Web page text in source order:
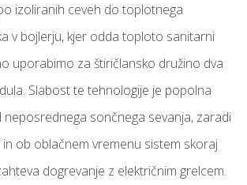
izoliranih ceveh do toplotnega
v bojlerju, kjer odda toploto sanitarni
uporabimo za štiričlansko družino dva
Slabost te tehnologije je popolna
sončnega sevanja, zaradi
ob oblačnem vremenu sistem skoraj
dogrevanje z električnim grelcem.